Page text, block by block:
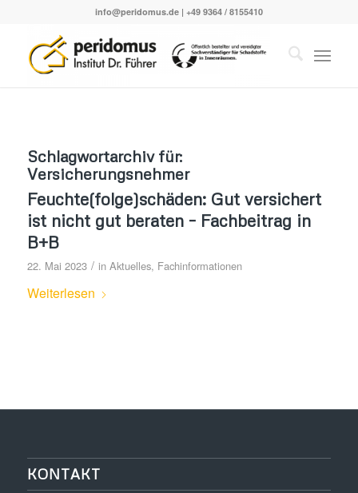
info@peridomus.de| +49 9364 / 8155410
Schlagwortarchiv für:
Versicherungsnehmer
Feuchte(folge)schäden: Gut versichert
ist nicht gut beraten – Fachbeitrag in
B+B
22. Mai 2023 / in Aktuelles, Fachinformationen
Weiterlesen
KONTAKT